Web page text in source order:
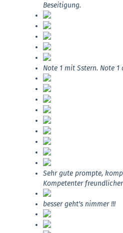
Beseitigung.
Note 1 mit Sstern. Note
Sehr gute prompte,
Kompetenter
besser geht's nimmer !!!